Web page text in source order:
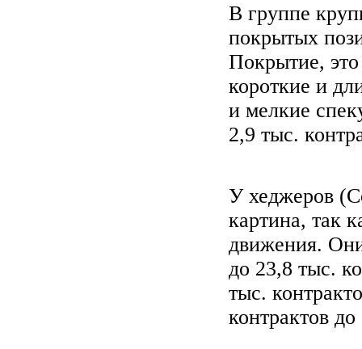
В группе
покрытых
Покрытие,
короткие и
и мелкие
2,9 тыс.
У хеджеров
картина, так
движения.
до 23,8 тыс.
тыс.
контрактов